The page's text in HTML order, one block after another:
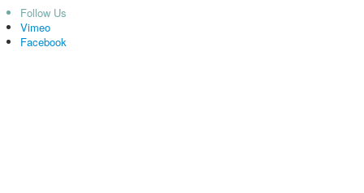
Follow Us
Vimeo
Facebook